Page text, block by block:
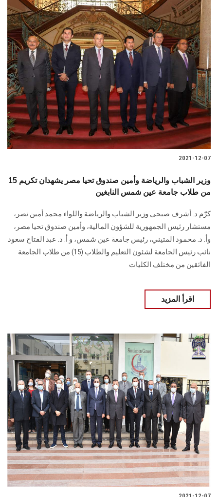
2021-12-07
وزير الشباب والرياضة وأمين صندوق تحيا مصر يشهدان تكريم 15
من طلاب جامعة عين شمس النابغين
كرّم د. أشرف صبحي وزير الشباب والرياضة واللواء محمد أمين نصر،
مستشار رئيس الجمهورية للشؤون المالية، وأمين صندوق تحيا مصر،
وأ. د. محمود المتيني، رئيس جامعة عين شمس، و أ. د. عبد الفتاح سعود
نائب رئيس الجامعة لشئون التعليم والطلاب (15) من طلاب الجامعة
الفائقين من مختلف الكليات
اقرأ المزيد